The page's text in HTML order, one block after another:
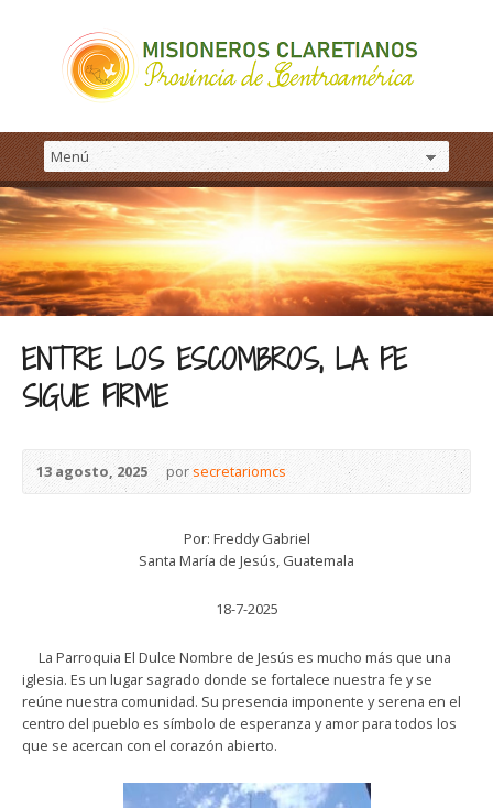
ENTRE LOS ESCOMBROS, LA FE
SIGUE FIRME
13 agosto, 2025 porsecretariomcs
Por: Freddy Gabriel
Santa María de Jesús, Guatemala
18-7-2025
La Parroquia El Dulce Nombre de Jesús es mucho más que una
iglesia. Es un lugar sagrado donde se fortalece nuestra fe y se
reúne nuestra comunidad. Su presencia imponente y serena en el
centro del pueblo es símbolo de esperanza y amor para todos los
que se acercan con el corazón abierto.